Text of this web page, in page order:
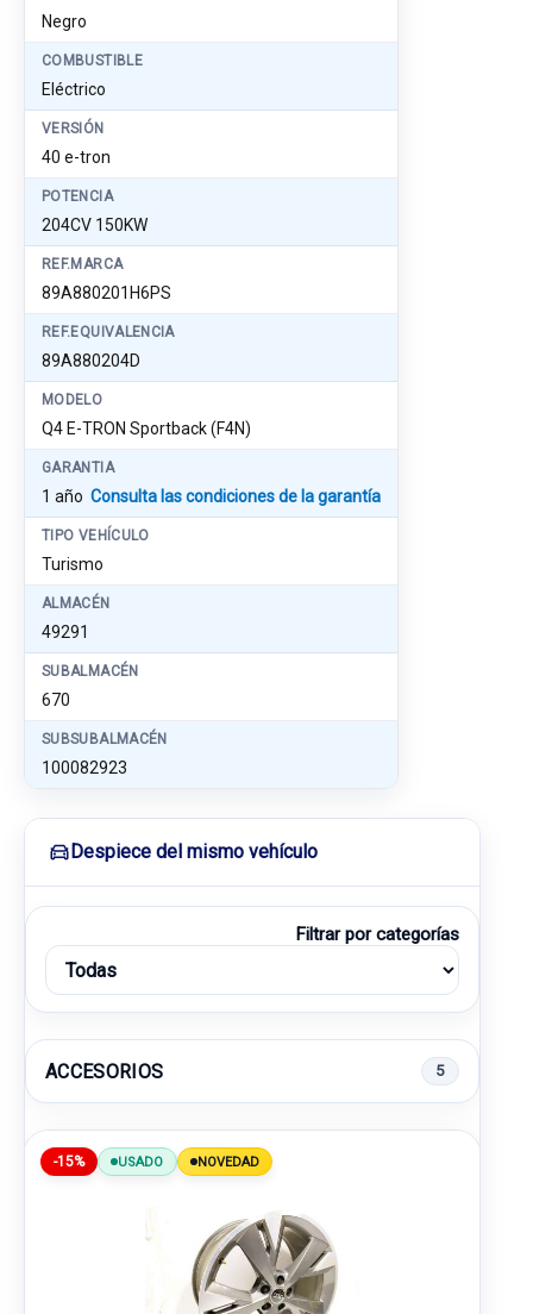
Negro
COMBUSTIBLE
Eléctrico
VERSIÓN
40 e-tron
POTENCIA
204CV 150KW
REF.MARCA
89A880201H6PS
REF.EQUIVALENCIA
89A880204D
MODELO
Q4 E-TRON Sportback (F4N)
GARANTIA
1 año Consulta las condiciones de la garantía
TIPO VEHÍCULO
Turismo
ALMACÉN
49291
SUBALMACÉN
670
SUBSUBALMACÉN
100082923
Despiece del mismo vehículo
Filtrar por categorías
ACCESORIOS 5
-15% USADO NOVEDAD